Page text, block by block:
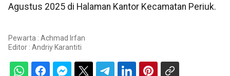
Agustus 2025 di Halaman Kantor Kecamatan Periuk.
Pewarta : Achmad Irfan
Editor : Andriy Karantiti